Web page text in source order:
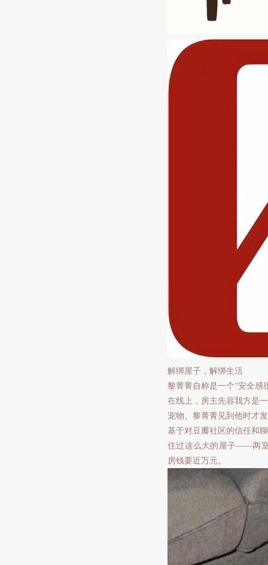
解绑屋子，解绑生活
黎菁菁自称是一个“安全感
在线上，房主先容我方是
宠物。黎菁菁见到他时才
基于对豆瓣社区的信任和
住过这么大的屋子——两室
房钱要近万元。